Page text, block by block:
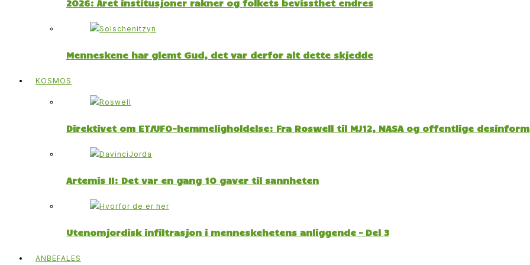
2026: Året institusjoner rakner og folkets bevissthet endres
Menneskene har glemt Gud, det var derfor alt dette skjedde
KOSMOS
Direktivet om ET/UFO-hemmeligholdelse: Fra Roswell til MJ12, NASA og offentlige
Artemis II: Det var en gang 10 gaver til sannheten
Utenomjordisk infiltrasjon i menneskehetens anliggende – Del 3
ANBEFALES